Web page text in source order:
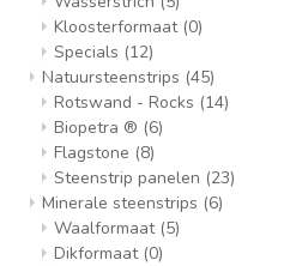
Kloosterformaat (0)
Specials (12)
Natuursteenstrips (45)
Rotswand - Rocks (14)
Biopetra ® (6)
Flagstone (8)
Steenstrip panelen (23)
Minerale steenstrips (6)
Waalformaat (5)
Dikformaat (0)